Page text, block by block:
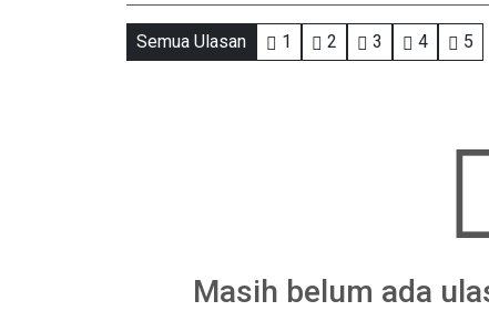
Semua Ulasan 1 2 3 4 5
Masih belum ada